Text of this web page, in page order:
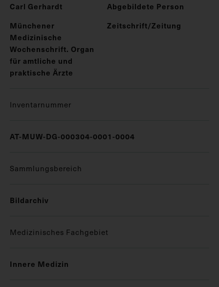
Carl Gerhardt
Abgebildete Person
Münchener
Medizinische
Wochenschrift. Organ
für amtliche und
praktische Ärzte
Zeitschrift/Zeitung
Inventarnummer
AT-MUW-DG-000304-0001-0004
Sammlungsbereich
Bildarchiv
Medizinisches Fachgebiet
Innere Medizin